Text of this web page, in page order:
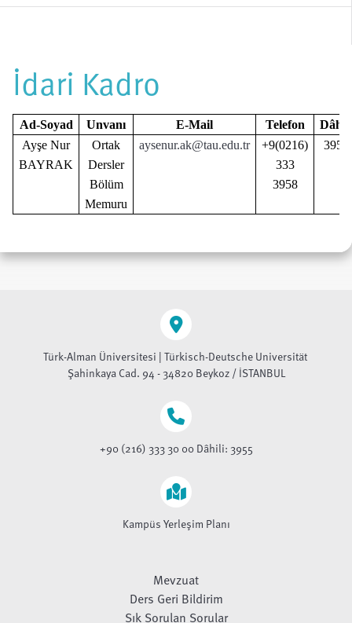
İdari Kadro
Ad-Soyad Unvanı E-Mail Telefon
Dâhilî
Ayşe Nur
BAYRAK
Ortak
Dersler
Bölüm
Memuru
aysenur.ak@tau.edu.tr
+9(0216)
333
3958
3958
Türk-Alman Üniversitesi | Türkisch-Deutsche Universität
Şahinkaya Cad. 94 - 34820 Beykoz / İSTANBUL
+90 (216) 333 30 00 Dâhili: 3955
Kampüs Yerleşim Planı
Mevzuat
Ders Geri Bildirim
Sık Sorulan Sorular